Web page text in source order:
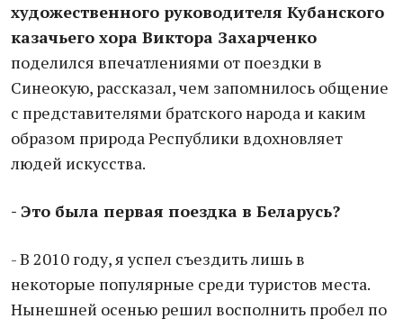
художественного руководителя Кубанского
казачьего хора Виктора Захарченко
поделился впечатлениями от поездки в
Синеокую, рассказал, чем запомнилось общение
с представителями братского народа и каким
образом природа Республики вдохновляет
людей искусства.
- Это была первая поездка в Беларусь?
- В 2010 году, я успел съездить лишь в
некоторые популярные среди туристов места.
Нынешней осенью решил восполнить пробел по